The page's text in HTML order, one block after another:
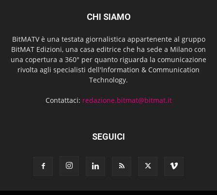
CHI SIAMO
BitMATV è una testata giornalistica appartenente al gruppo
BitMAT Edizioni, una casa editrice che ha sede a Milano con
una copertura a 360° per quanto riguarda la comunicazione
rivolta agli specialisti dell'lnformation & Communication
Technology.
Contattaci: redazione.bitmat@bitmat.it
SEGUICI